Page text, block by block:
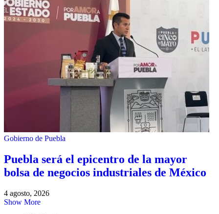
Gobierno de Puebla
Puebla será el epicentro de la mayor
bolsa de negocios industriales de México
4 agosto, 2026
Show More